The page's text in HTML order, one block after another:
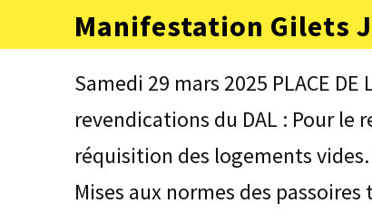
contenu
Manifestation Gilets
Samedi 29 mars 2025 PLACE
revendications du DAL : Pour le
réquisition des logements vides.
Mises aux normes des